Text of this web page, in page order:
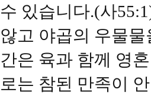
수 있습니다.(사
않고 야곱의 우물
간은 육과 함께 영
로는 참된 만족이